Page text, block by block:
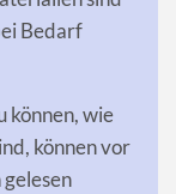
Bedarf
können, wie
können vor